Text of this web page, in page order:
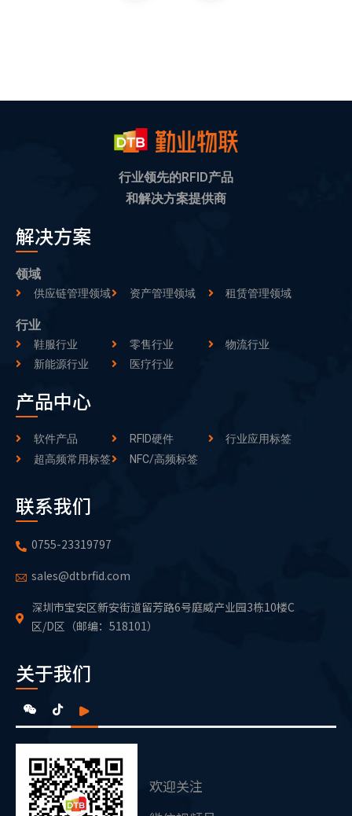
行业领先的RFID产品
和解决方案提供商
解决方案
领域
供应链管理领域 资产管理领域 租赁管理领域
行业
鞋服行业 零售行业
物流行业
新能源行业
医疗行业
产品中心
软件产品 RFID硬件
行业应用标签
超高频常用标签
NFC/高频标签
联系我们
0755-23319797
sales@dtbrfid.com
深圳市宝安区新安街道留芳路6号庭威产业园3栋10楼C
区/D区（邮编：518101）
关于我们
欢迎关注